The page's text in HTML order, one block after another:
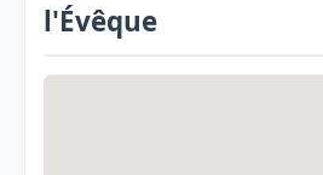
l'Évêque